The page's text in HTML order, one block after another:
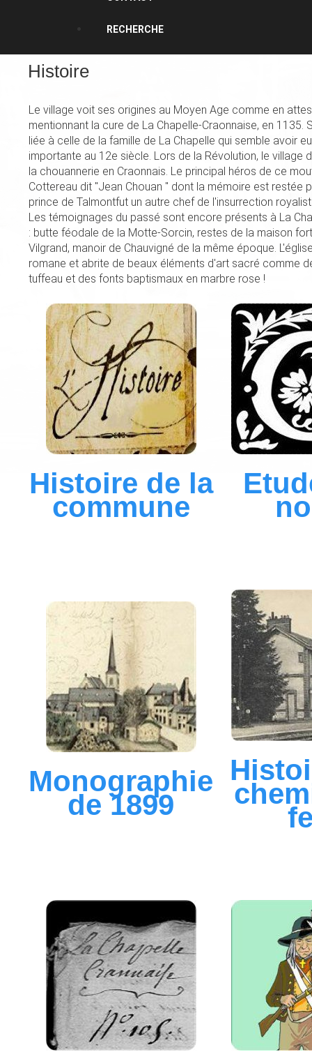
RECHERCHE
Histoire
Le village voit ses origines au Moyen Age comme en
mentionnant la cure de La Chapelle-Craonnaise, en 1135.
liée à celle de la famille de La Chapelle qui semble avoir
importante au 12e siècle. Lors de la Révolution, le village
la chouannerie en Craonnais. Le principal héros de ce
Cottereau dit "Jean Chouan " dont la mémoire est restée
prince de Talmontfut un autre chef de l'insurrection
Les témoignages du passé sont encore présents à La
: butte féodale de la Motte-Sorcin, restes de la maison
Vilgrand, manoir de Chauvigné de la même époque.
romane et abrite de beaux éléments d'art sacré comme
tuffeau et des fonts baptismaux en marbre rose !
Histoire de la
commune
Monographie
de 1899